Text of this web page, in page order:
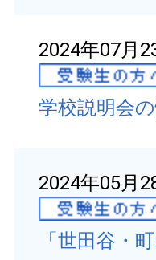
2024年07月
学校説明会
2024年05月
「世田谷・